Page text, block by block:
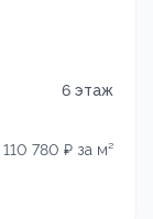
6 этаж
110 780 ₽ за м²